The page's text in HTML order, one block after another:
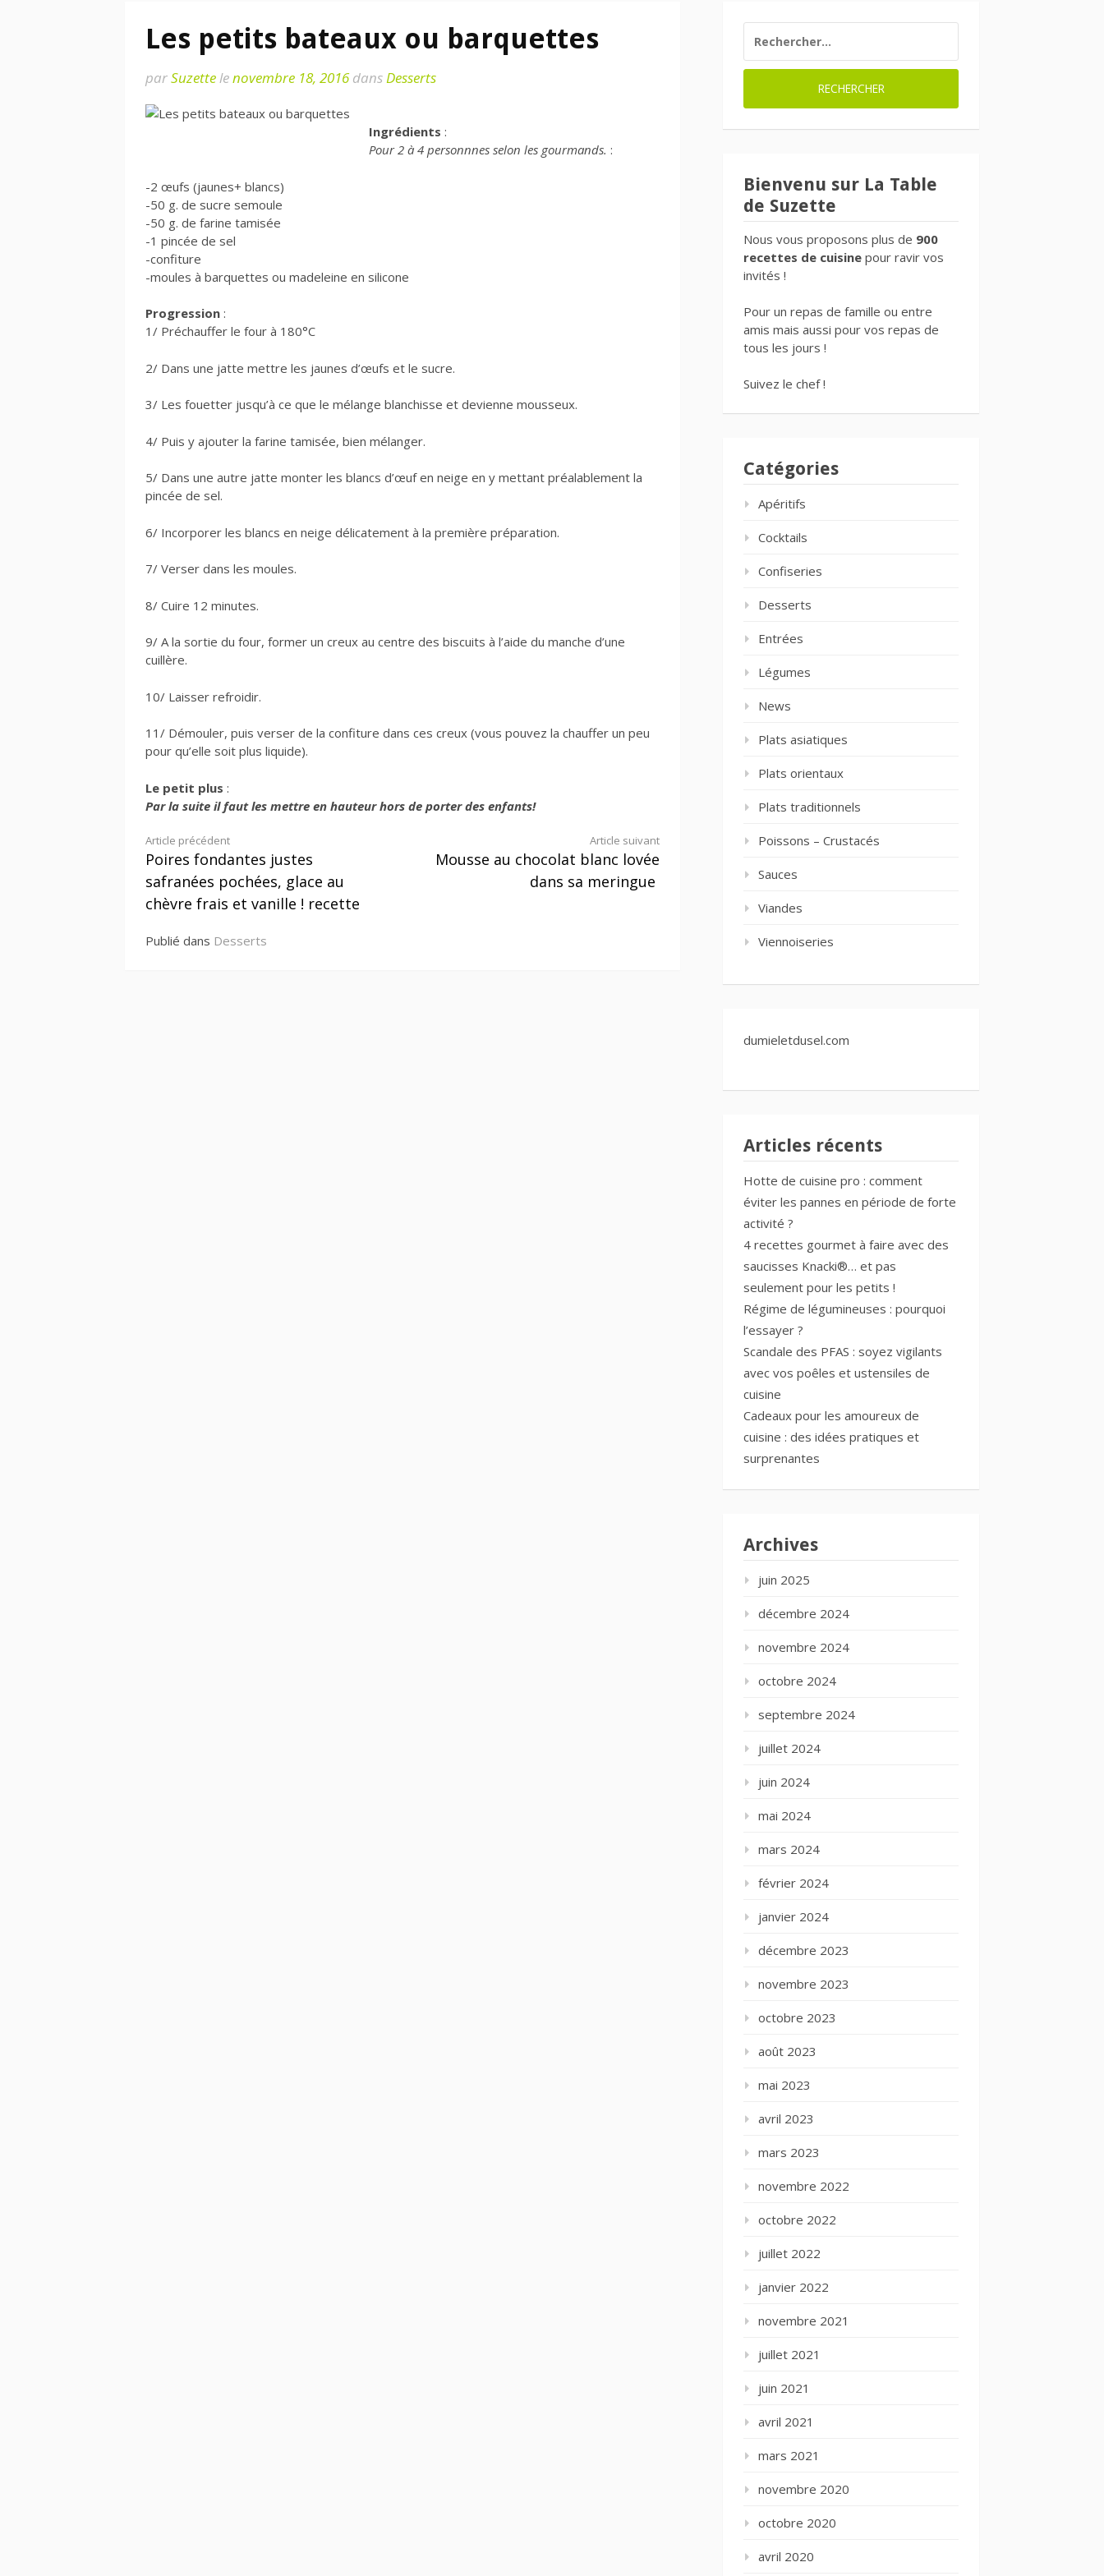
Les petits bateaux ou barquettes
parSuzettelenovembre 18, 2016dansDesserts
Ingrédients :
Pour 2 à 4 personnnes selon les gourmands. :
-2 œufs (jaunes+ blancs)
-50 g. de sucre semoule
-50 g. de farine tamisée
-1 pincée de sel
-confiture
-moules à barquettes ou madeleine en silicone
Progression :
1/ Préchauffer le four à 180°C
2/ Dans une jatte mettre les jaunes d’œufs et le sucre.
3/ Les fouetter jusqu’à ce que le mélange blanchisse et devienne mousseux.
4/ Puis y ajouter la farine tamisée, bien mélanger.
5/ Dans une autre jatte monter les blancs d’œuf en neige en y mettant préalablement la
pincée de sel.
6/ Incorporer les blancs en neige délicatement à la première préparation.
7/ Verser dans les moules.
8/ Cuire 12 minutes.
9/ A la sortie du four, former un creux au centre des biscuits à l’aide du manche d’une
cuillère.
10/ Laisser refroidir.
11/ Démouler, puis verser de la confiture dans ces creux (vous pouvez la chauffer un peu
pour qu’elle soit plus liquide).
Le petit plus :
Par la suite il faut les mettre en hauteur hors de porter des enfants!
Lire
la
suite
Article précédent
Poires fondantes justes
safranées pochées, glace au
chèvre frais et vanille ! recette
Article suivant
Mousse au chocolat blanc lovée
dans sa meringue
Publié dans Desserts
Bienvenu sur La Table
de Suzette
Nous vous proposons plus de 900
recettes de cuisine pour ravir vos
invités !
Pour un repas de famille ou entre
amis mais aussi pour vos repas de
tous les jours !
Suivez le chef !
Catégories
Apéritifs
Cocktails
Confiseries
Desserts
Entrées
Légumes
News
Plats asiatiques
Plats orientaux
Plats traditionnels
Poissons – Crustacés
Sauces
Viandes
Viennoiseries
dumieletdusel.com
Articles récents
Hotte de cuisine pro : comment
éviter les pannes en période de forte
activité ?
4 recettes gourmet à faire avec des
saucisses Knacki®… et pas
seulement pour les petits !
Régime de légumineuses : pourquoi
l’essayer ?
Scandale des PFAS : soyez vigilants
avec vos poêles et ustensiles de
cuisine
Cadeaux pour les amoureux de
cuisine : des idées pratiques et
surprenantes
Archives
juin 2025
décembre 2024
novembre 2024
octobre 2024
septembre 2024
juillet 2024
juin 2024
mai 2024
mars 2024
février 2024
janvier 2024
décembre 2023
novembre 2023
octobre 2023
août 2023
mai 2023
avril 2023
mars 2023
novembre 2022
octobre 2022
juillet 2022
janvier 2022
novembre 2021
juillet 2021
juin 2021
avril 2021
mars 2021
novembre 2020
octobre 2020
avril 2020